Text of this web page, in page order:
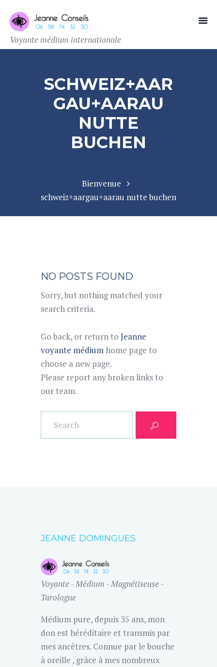
Voyante médium internationale
SCHWEIZ+AAR
GAU+AARAU
NUTTE
BUCHEN
Bienvenue
schweiz+aargau+aarau nutte buchen
NO POSTS FOUND
Sorry, but nothing matched your
search criteria.
Go back, or return to Jeanne
voyante médium home page to
choose a new page.
Please report any broken links to
our team.
JEANNE DOMINGUES
Voyante - Médium - Magnétiseuse -
Tarologue
Médium pure, depuis 35 ans, mon
don est héréditaire et transmis par
mes ancêtres. Connue par le bouche
à oreille , grâce à mes nombreux